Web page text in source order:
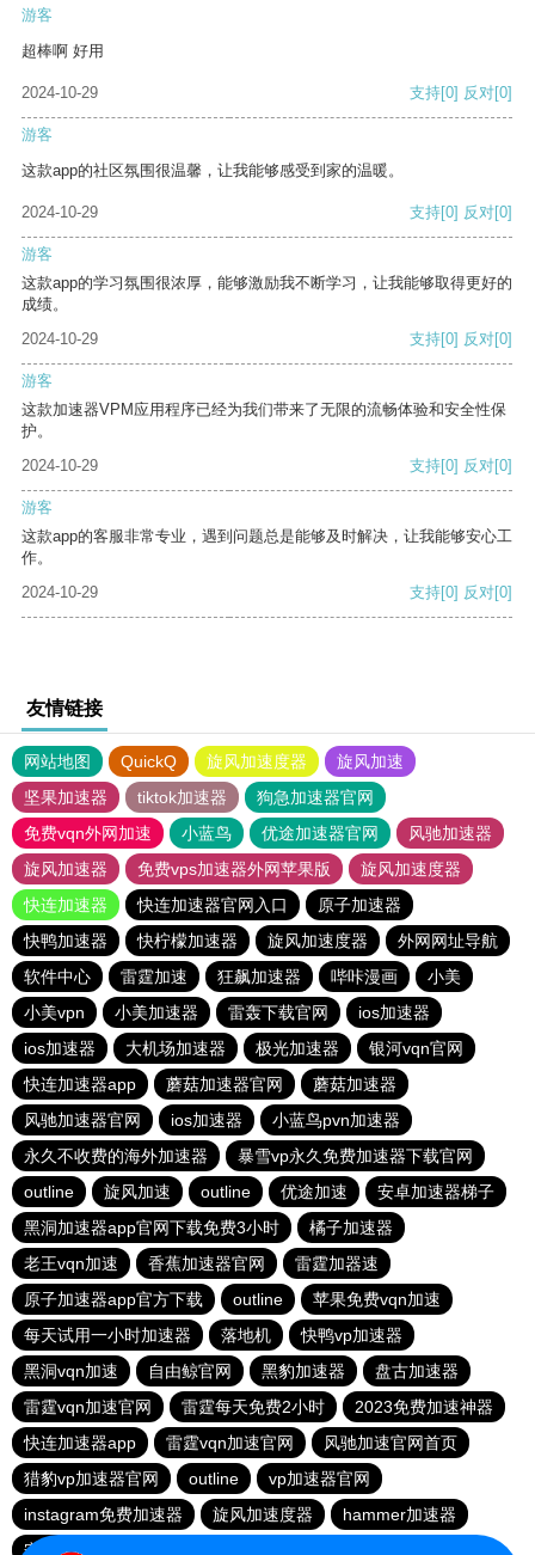
游客
超棒啊 好用
2024-10-29 支持[0] 反对[0]
游客
这款app的社区氛围很温馨，让我能够感受到家的温暖。
2024-10-29 支持[0] 反对[0]
游客
这款app的学习氛围很浓厚，能够激励我不断学习，让我能够取得更好的
成绩。
2024-10-29
支持[0] 反对[0]
游客
这款加速器VPM应用程序已经为我们带来了无限的流畅体验和安全性保
护。
2024-10-29
支持[0] 反对[0]
游客
这款app的客服非常专业，遇到问题总是能够及时解决，让我能够安心工
作。
2024-10-29
支持[0] 反对[0]
友情链接
网站地图 QuickQ 旋风加速度器
旋风加速
坚果加速器
tiktok加速器
狗急加速器官网
免费vqn外网加速
小蓝鸟 优途加速器官网
风驰加速器
旋风加速器
免费vps加速器外网苹果版
旋风加速度器
快连加速器
快连加速器官网入口
原子加速器
快鸭加速器
快柠檬加速器 旋风加速度器
外网网址导航
软件中心
雷霆加速 狂飙加速器 哔咔漫画
小美
小美vpn
小美加速器 雷轰下载官网
ios加速器
ios加速器
大机场加速器 极光加速器
银河vqn官网
快连加速器app
蘑菇加速器官网
蘑菇加速器
风驰加速器官网
ios加速器
小蓝鸟pvn加速器
永久不收费的海外加速器
暴雪vp永久免费加速器下载官网
outline
旋风加速 outline 优途加速
安卓加速器梯子
黑洞加速器app官网下载免费3小时
橘子加速器
老王vqn加速
香蕉加速器官网
雷霆加器速
原子加速器app官方下载
outline
苹果免费vqn加速
每天试用一小时加速器
落地机
快鸭vp加速器
黑洞vqn加速
自由鲸官网 黑豹加速器
盘古加速器
雷霆vqn加速官网
雷霆每天免费2小时
2023免费加速神器
快连加速器app
雷霆vqn加速官网
风驰加速官网首页
猎豹vp加速器官网
outline
vp加速器官网
instagram免费加速器
旋风加速度器
hammer加速器
安易加速器永久免费版